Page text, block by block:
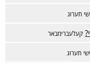
תערוג
קעלעברימבאר
תערוג